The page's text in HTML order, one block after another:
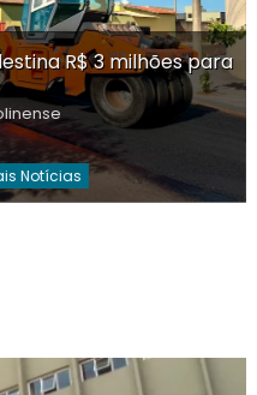
R$ 3 milhões para
Notícias